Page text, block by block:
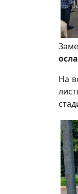
На